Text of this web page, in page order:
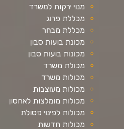
מנוי ירקות למשרד
מכללת פרוג
מכללת מבחר
מכונת בועות סבון
מכונות בועות סבון
מכולת משרד
מכולות משרד
מכולות מעוצבות
מכולות מומלצות לאחסון
מכולות לפינוי פסולת
מכולות חדשות